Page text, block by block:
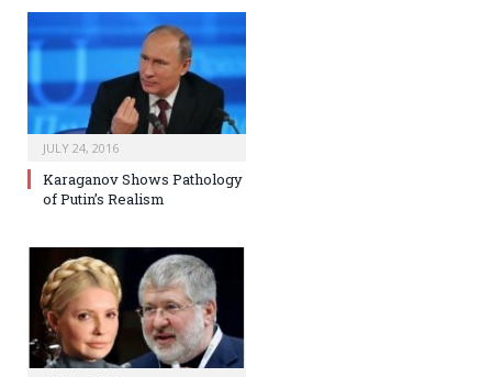
JULY 24, 2016
Karaganov Shows Pathology
of Putin’s Realism